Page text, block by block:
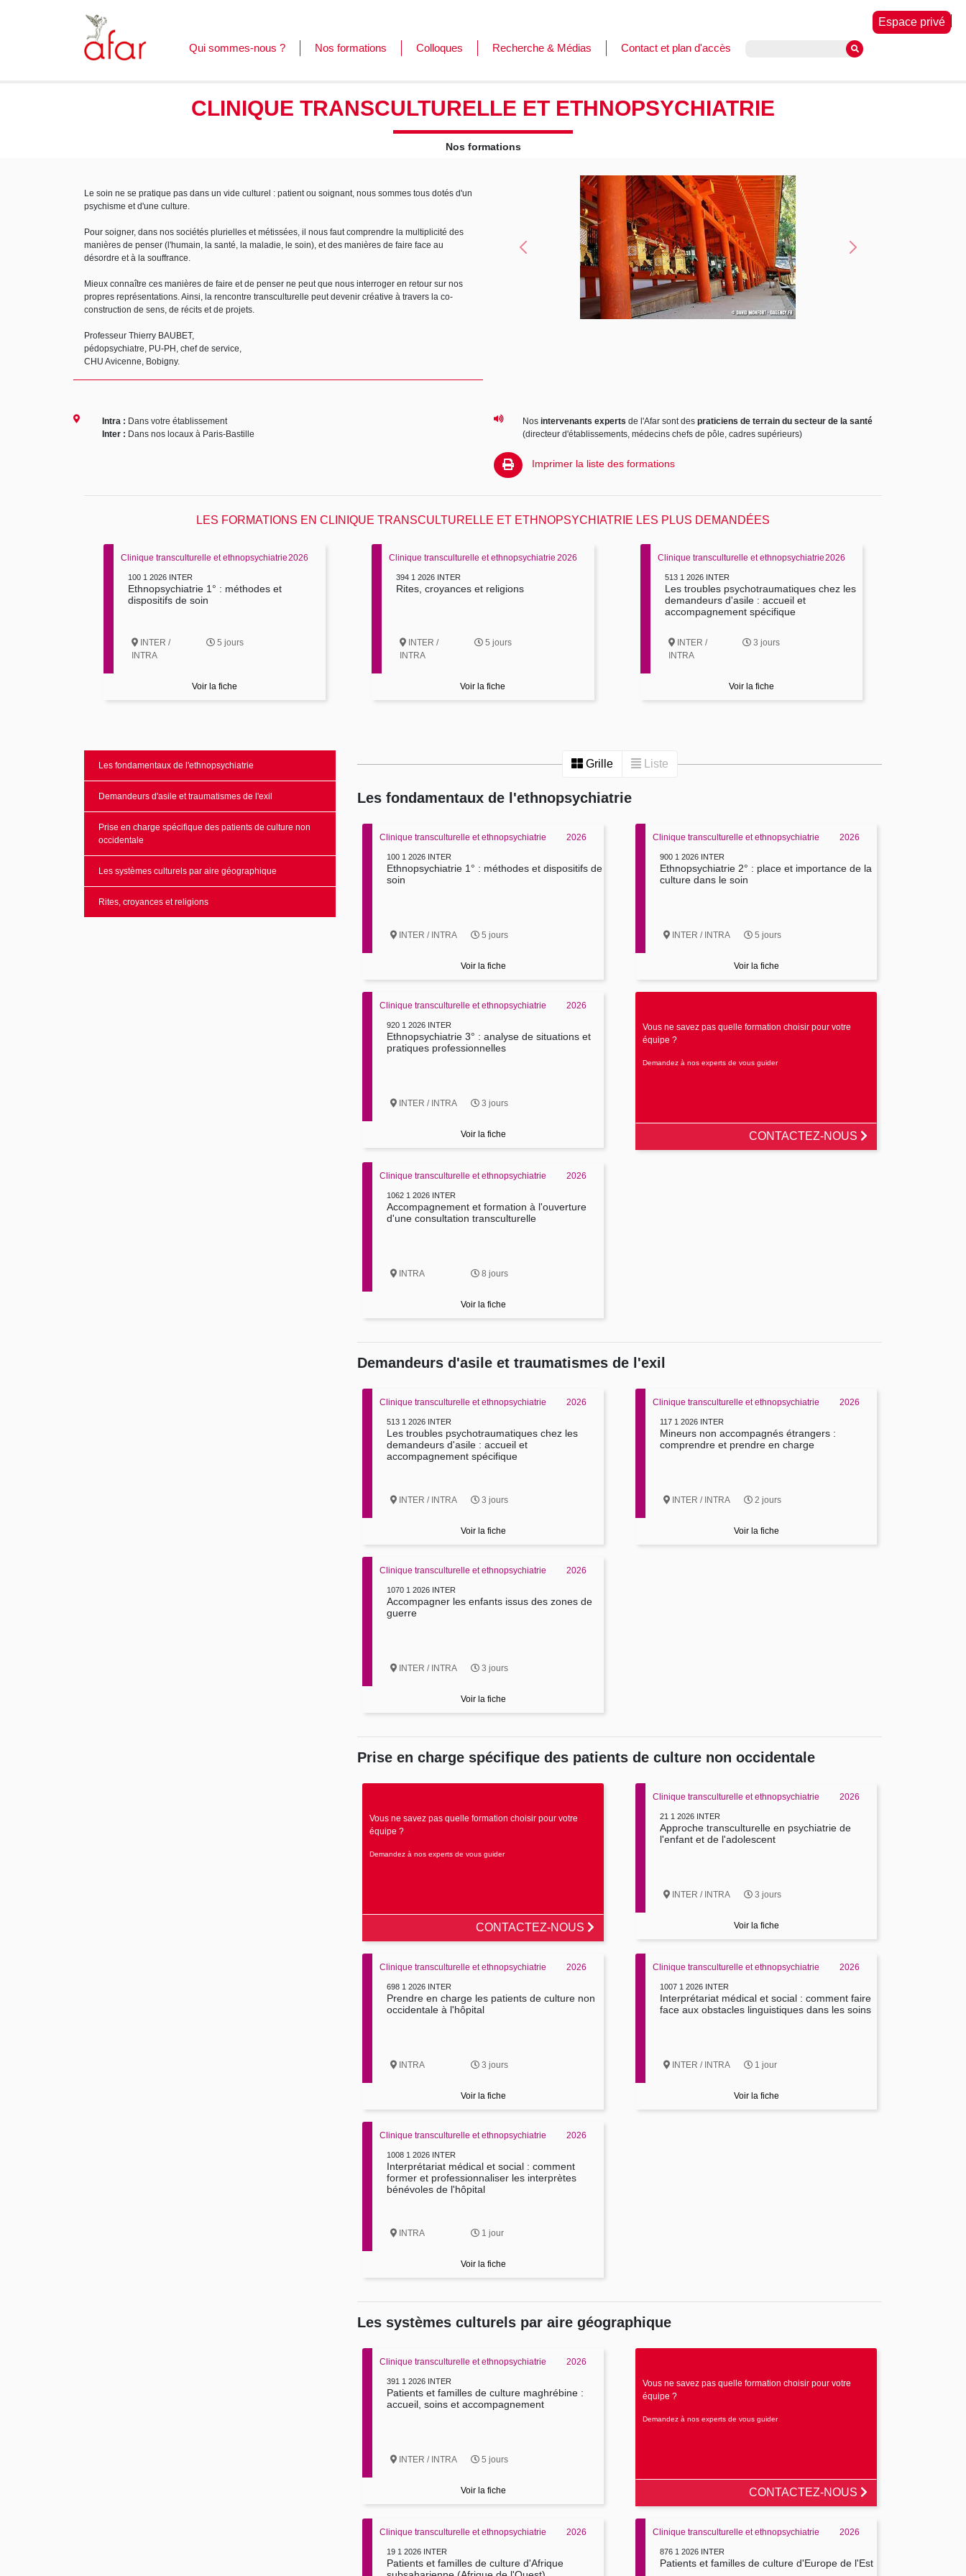
Qui sommes-nous ? Nos formations Colloques Recherche & Médias Contact et plan d'accès
Espace privé
CLINIQUE TRANSCULTURELLE ET ETHNOPSYCHIATRIE
Nos formations
Le soin ne se pratique pas dans un vide culturel : patient ou soignant, nous sommes tous dotés d'un
psychisme et d'une culture.
Pour soigner, dans nos sociétés plurielles et métissées, il nous faut comprendre la multiplicité des
manières de penser (l'humain, la santé, la maladie, le soin), et des manières de faire face au
désordre et à la souffrance.
Mieux connaître ces manières de faire et de penser ne peut que nous interroger en retour sur nos
propres représentations. Ainsi, la rencontre transculturelle peut devenir créative à travers la co-
construction de sens, de récits et de projets.
Professeur Thierry BAUBET,
pédopsychiatre, PU-PH, chef de service,
CHU Avicenne, Bobigny.
Précédent Suivant
Intra : Dans votre établissement
Inter : Dans nos locaux à Paris-Bastille
Nos intervenants experts de l'Afar sont des praticiens de terrain du secteur de la santé
(directeur d'établissements, médecins chefs de pôle, cadres supérieurs)
Imprimer la liste des formations
LES FORMATIONS EN CLINIQUE TRANSCULTURELLE ET ETHNOPSYCHIATRIE LES PLUS DEMANDÉES
Clinique transculturelle et ethnopsychiatrie2026
100 1 2026 INTER
Ethnopsychiatrie 1° : méthodes et
dispositifs de soin
INTER /
INTRA
5 jours
Voir la fiche
Clinique transculturelle et ethnopsychiatrie 2026
394 1 2026 INTER
Rites, croyances et religions
INTER /
INTRA
5 jours
Voir la fiche
Clinique transculturelle et ethnopsychiatrie2026
513 1 2026 INTER
Les troubles psychotraumatiques chez les
demandeurs d'asile : accueil et
accompagnement spécifique
INTER /
INTRA
3 jours
Voir la fiche
Les fondamentaux de l'ethnopsychiatrie
Demandeurs d'asile et traumatismes de l'exil
Prise en charge spécifique des patients de culture non
occidentale
Les systèmes culturels par aire géographique
Rites, croyances et religions
Grille Liste
Les fondamentaux de l'ethnopsychiatrie
Clinique transculturelle et ethnopsychiatrie 2026
100 1 2026 INTER
Ethnopsychiatrie 1° : méthodes et dispositifs de
soin
INTER / INTRA 5 jours
Voir la fiche
Clinique transculturelle et ethnopsychiatrie 2026
900 1 2026 INTER
Ethnopsychiatrie 2° : place et importance de la
culture dans le soin
INTER / INTRA 5 jours
Voir la fiche
Clinique transculturelle et ethnopsychiatrie 2026
920 1 2026 INTER
Ethnopsychiatrie 3° : analyse de situations et
pratiques professionnelles
INTER / INTRA 3 jours
Voir la fiche
Vous ne savez pas quelle formation choisir pour votre
équipe ?
Demandez à nos experts de vous guider
CONTACTEZ-NOUS
Clinique transculturelle et ethnopsychiatrie 2026
1062 1 2026 INTER
Accompagnement et formation à l'ouverture
d'une consultation transculturelle
INTRA 8 jours
Voir la fiche
Demandeurs d'asile et traumatismes de l'exil
Clinique transculturelle et ethnopsychiatrie 2026
513 1 2026 INTER
Les troubles psychotraumatiques chez les
demandeurs d'asile : accueil et
accompagnement spécifique
INTER / INTRA 3 jours
Voir la fiche
Clinique transculturelle et ethnopsychiatrie 2026
117 1 2026 INTER
Mineurs non accompagnés étrangers :
comprendre et prendre en charge
INTER / INTRA 2 jours
Voir la fiche
Clinique transculturelle et ethnopsychiatrie 2026
1070 1 2026 INTER
Accompagner les enfants issus des zones de
guerre
INTER / INTRA 3 jours
Voir la fiche
Prise en charge spécifique des patients de culture non occidentale
Vous ne savez pas quelle formation choisir pour votre
équipe ?
Demandez à nos experts de vous guider
CONTACTEZ-NOUS
Clinique transculturelle et ethnopsychiatrie 2026
21 1 2026 INTER
Approche transculturelle en psychiatrie de
l'enfant et de l'adolescent
INTER / INTRA 3 jours
Voir la fiche
Clinique transculturelle et ethnopsychiatrie 2026
698 1 2026 INTER
Prendre en charge les patients de culture non
occidentale à l'hôpital
INTRA 3 jours
Voir la fiche
Clinique transculturelle et ethnopsychiatrie 2026
1007 1 2026 INTER
Interprétariat médical et social : comment faire
face aux obstacles linguistiques dans les soins
INTER / INTRA 1 jour
Voir la fiche
Clinique transculturelle et ethnopsychiatrie 2026
1008 1 2026 INTER
Interprétariat médical et social : comment
former et professionnaliser les interprètes
bénévoles de l'hôpital
INTRA 1 jour
Voir la fiche
Les systèmes culturels par aire géographique
Clinique transculturelle et ethnopsychiatrie 2026
391 1 2026 INTER
Patients et familles de culture maghrébine :
accueil, soins et accompagnement
INTER / INTRA 5 jours
Voir la fiche
Vous ne savez pas quelle formation choisir pour votre
équipe ?
Demandez à nos experts de vous guider
CONTACTEZ-NOUS
Clinique transculturelle et ethnopsychiatrie 2026
19 1 2026 INTER
Patients et familles de culture d'Afrique
Clinique transculturelle et ethnopsychiatrie 2026
876 1 2026 INTER
Patients et familles de culture d'Europe de l'Est